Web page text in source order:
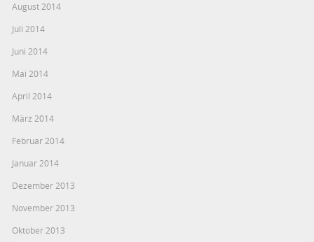
August 2014
Juli 2014
Juni 2014
Mai 2014
April 2014
März 2014
Februar 2014
Januar 2014
Dezember 2013
November 2013
Oktober 2013